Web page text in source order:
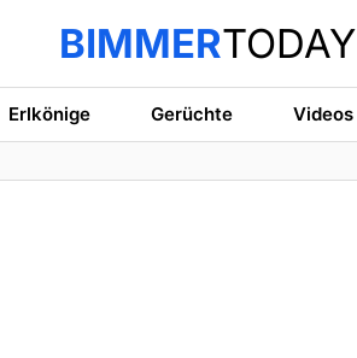
BIMMERTODAY
Erlkönige Gerüchte Videos